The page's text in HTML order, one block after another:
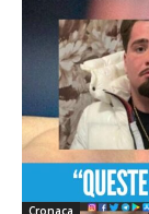
Cronaca